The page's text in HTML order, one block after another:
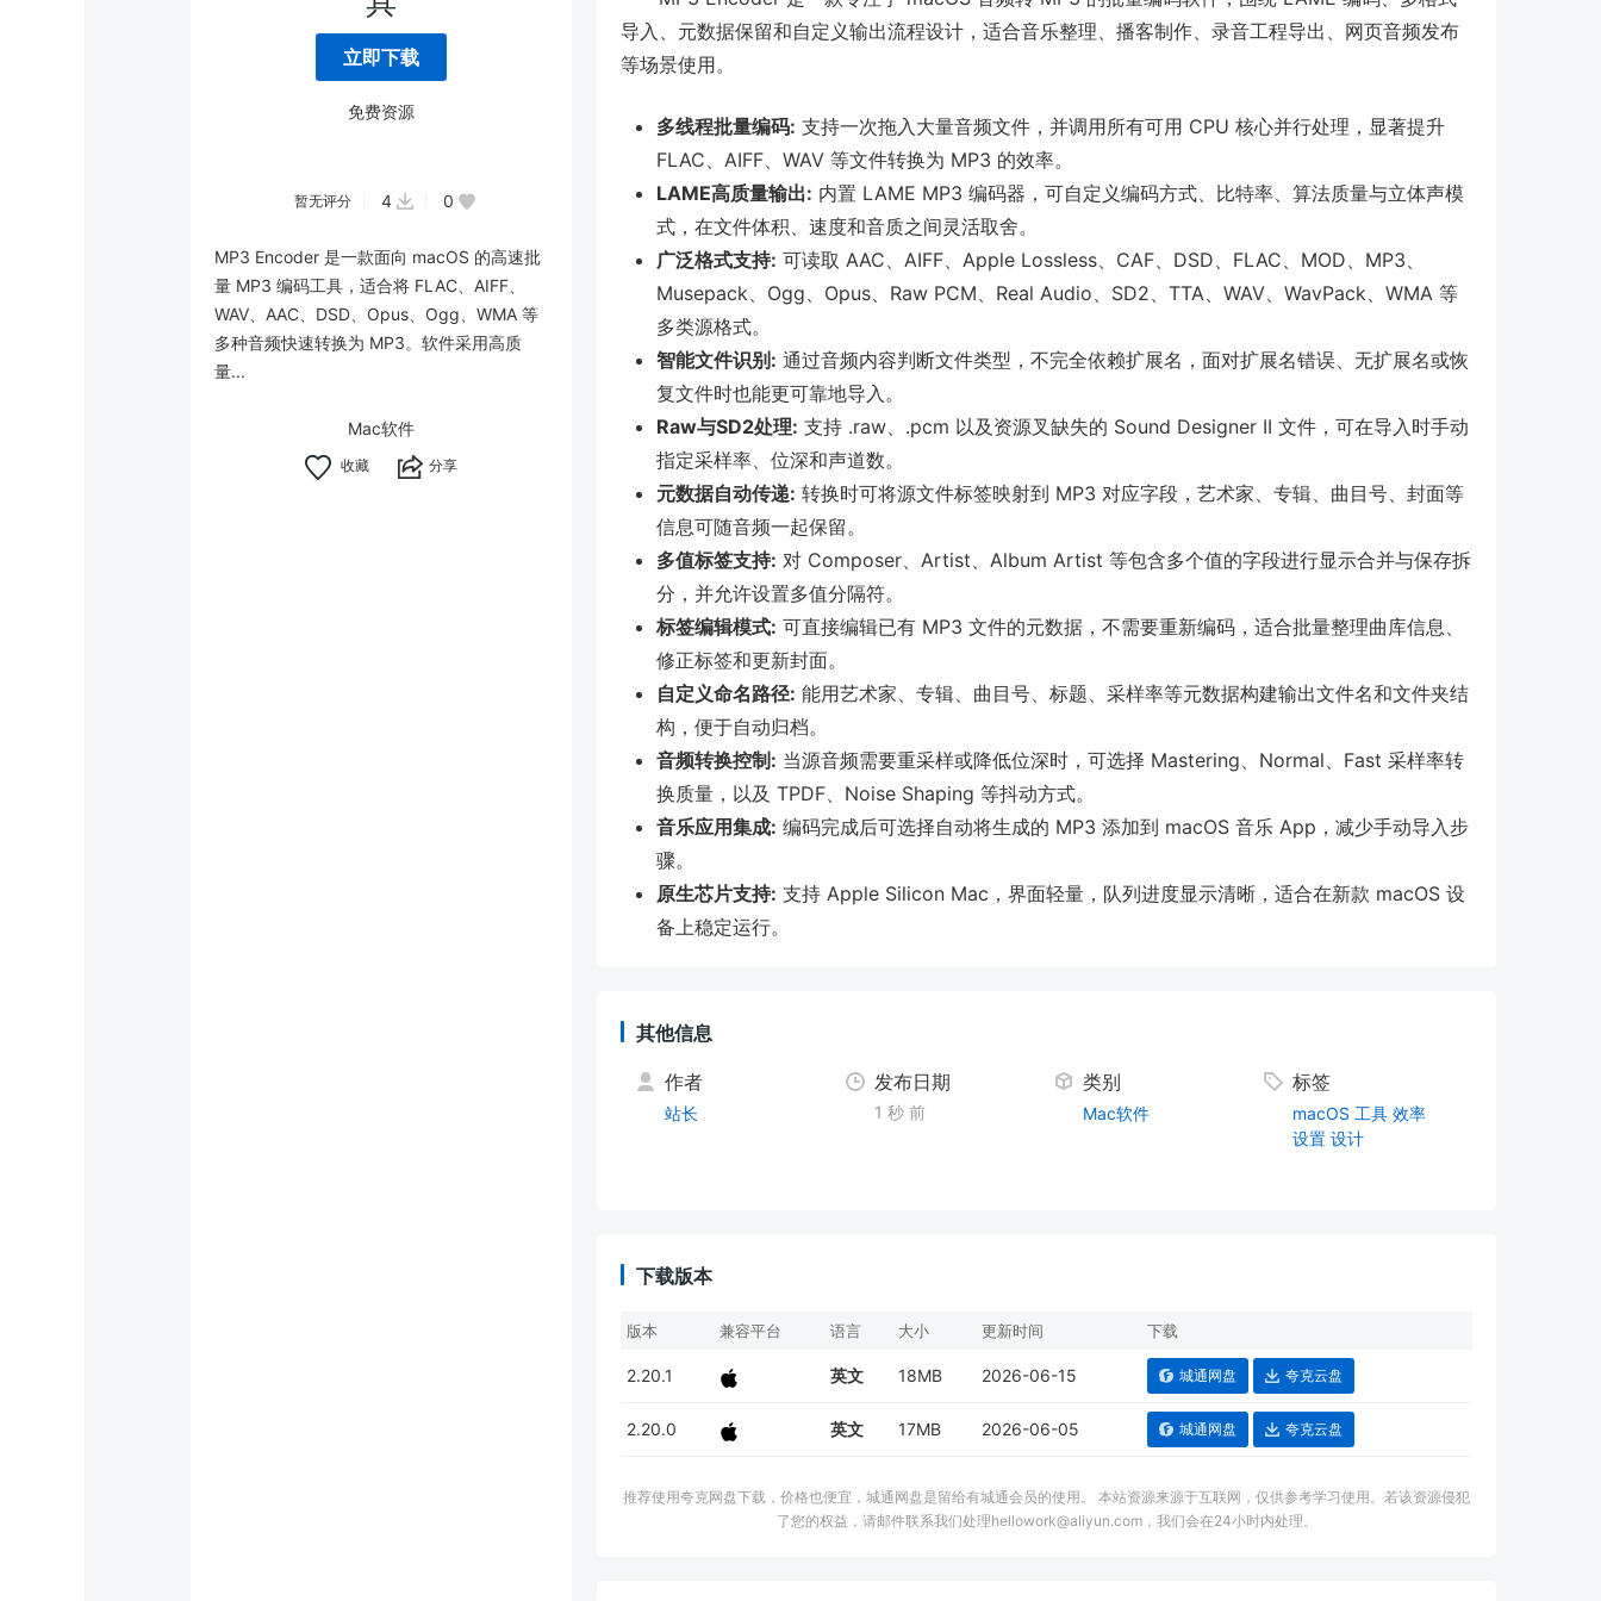
立即下载
免费资源
暂无评分 4 0
MP3 Encoder 是一款面向 macOS 的高速批
量 MP3 编码工具，适合将 FLAC、AIFF、
WAV、AAC、DSD、Opus、Ogg、WMA 等
多种音频快速转换为 MP3。软件采用高质
量...
Mac软件
分享
导入、元数据保留和自定义输出流程设计，适合音乐整理、播客制作、录音工程导出、网页音频发布
等场景使用。
多线程批量编码: 支持一次拖入大量音频文件，并调用所有可用 CPU 核心并行处理，显著提升
FLAC、AIFF、WAV 等文件转换为 MP3 的效率。
LAME高质量输出: 内置 LAME MP3 编码器，可自定义编码方式、比特率、算法质量与立体声模
式，在文件体积、速度和音质之间灵活取舍。
广泛格式支持: 可读取 AAC、AIFF、Apple Lossless、CAF、DSD、FLAC、MOD、MP3、
Musepack、Ogg、Opus、Raw PCM、Real Audio、SD2、TTA、WAV、WavPack、WMA 等
多类源格式。
智能文件识别: 通过音频内容判断文件类型，不完全依赖扩展名，面对扩展名错误、无扩展名或恢
复文件时也能更可靠地导入。
Raw与SD2处理: 支持 .raw、.pcm 以及资源叉缺失的 Sound Designer II 文件，可在导入时手动
指定采样率、位深和声道数。
元数据自动传递: 转换时可将源文件标签映射到 MP3 对应字段，艺术家、专辑、曲目号、封面等
信息可随音频一起保留。
多值标签支持: 对 Composer、Artist、Album Artist 等包含多个值的字段进行显示合并与保存拆
分，并允许设置多值分隔符。
标签编辑模式: 可直接编辑已有 MP3 文件的元数据，不需要重新编码，适合批量整理曲库信息、
修正标签和更新封面。
自定义命名路径: 能用艺术家、专辑、曲目号、标题、采样率等元数据构建输出文件名和文件夹结
构，便于自动归档。
音频转换控制: 当源音频需要重采样或降低位深时，可选择 Mastering、Normal、Fast 采样率转
换质量，以及 TPDF、Noise Shaping 等抖动方式。
音乐应用集成: 编码完成后可选择自动将生成的 MP3 添加到 macOS 音乐 App，减少手动导入步
骤。
原生芯片支持: 支持 Apple Silicon Mac，界面轻量，队列进度显示清晰，适合在新款 macOS 设
备上稳定运行。
其他信息
作者
站长
发布日期
1 秒 前
类别
Mac软件
标签
macOS 工具 效率
设置 设计
下载版本
版本 兼容平台 语言 大小 更新时间 下载
2.20.1 英文 18MB 2026-06-15 城通网盘 夸克云盘
2.20.0 英文 17MB 2026-06-05 城通网盘 夸克云盘
推荐使用夸克网盘下载，价格也便宜，城通网盘是留给有城通会员的使用。 本站资源来源于互联网，仅供参考学习使用。若该资源侵犯
了您的权益，请邮件联系我们处理hellowork@aliyun.com，我们会在24小时内处理。